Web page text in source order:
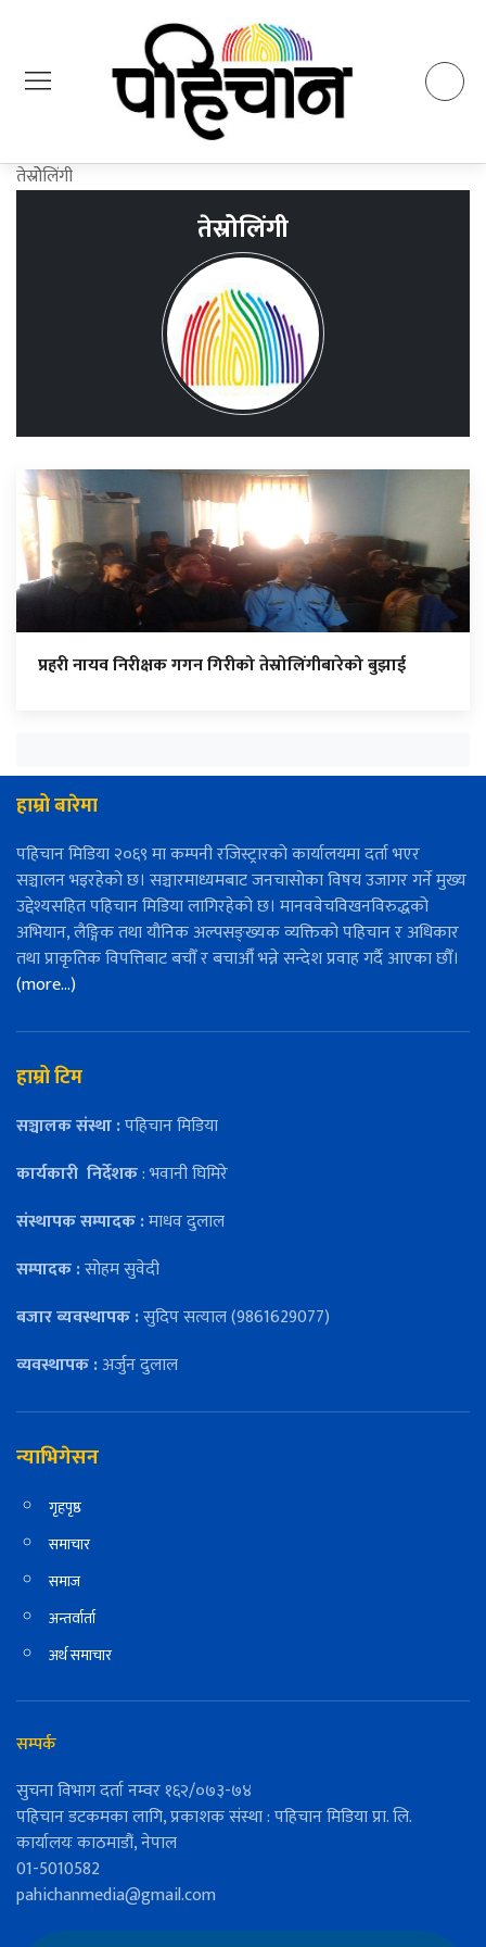
तेस्रोेलिंगी
तेस्रोेलिंगी
प्रहरी नायव निरीक्षक गगन गिरीको तेस्रोलिंगीबारेको बुझाई
हाम्रो बारेमा
पहिचान मिडिया २०६९ मा कम्पनी रजिस्ट्रारको कार्यालयमा दर्ता भएर
सञ्चालन भइरहेको छ। सञ्चारमाध्यमबाट जनचासोका विषय उजागर गर्ने मुख्य
उद्देश्यसहित पहिचान मिडिया लागिरहेको छ। मानववेचविखनविरुद्धको
अभियान, लैङ्गिक तथा यौनिक अल्पसङ्ख्यक व्यक्तिको पहिचान र अधिकार
तथा प्राकृतिक विपत्तिबाट बचौँ र बचाऔँ भन्ने सन्देश प्रवाह गर्दै आएका छौँ।
(more…)
हाम्रो टिम
सञ्चालक संस्था :पहिचान मिडिया
कार्यकारी निर्देशक: भवानी घिमिरे
संस्थापक सम्पादक :माधव दुलाल
सम्पादक :सोहम सुवेदी
बजार ब्यवस्थापक :सुदिप सत्याल (9861629077)
व्यवस्थापक :अर्जुन दुलाल
न्याभिगेसन
गृहपृष्ठ
समाचार
समाज
अन्तर्वार्ता
अर्थ समाचार
सम्पर्क
सुचना विभाग दर्ता नम्वर १६२/०७३-७४
पहिचान डटकमका लागि, प्रकाशक संस्था : पहिचान मिडिया प्रा. लि.
कार्यालयः काठमाडौं, नेपाल
01-5010582
pahichanmedia@gmail.com